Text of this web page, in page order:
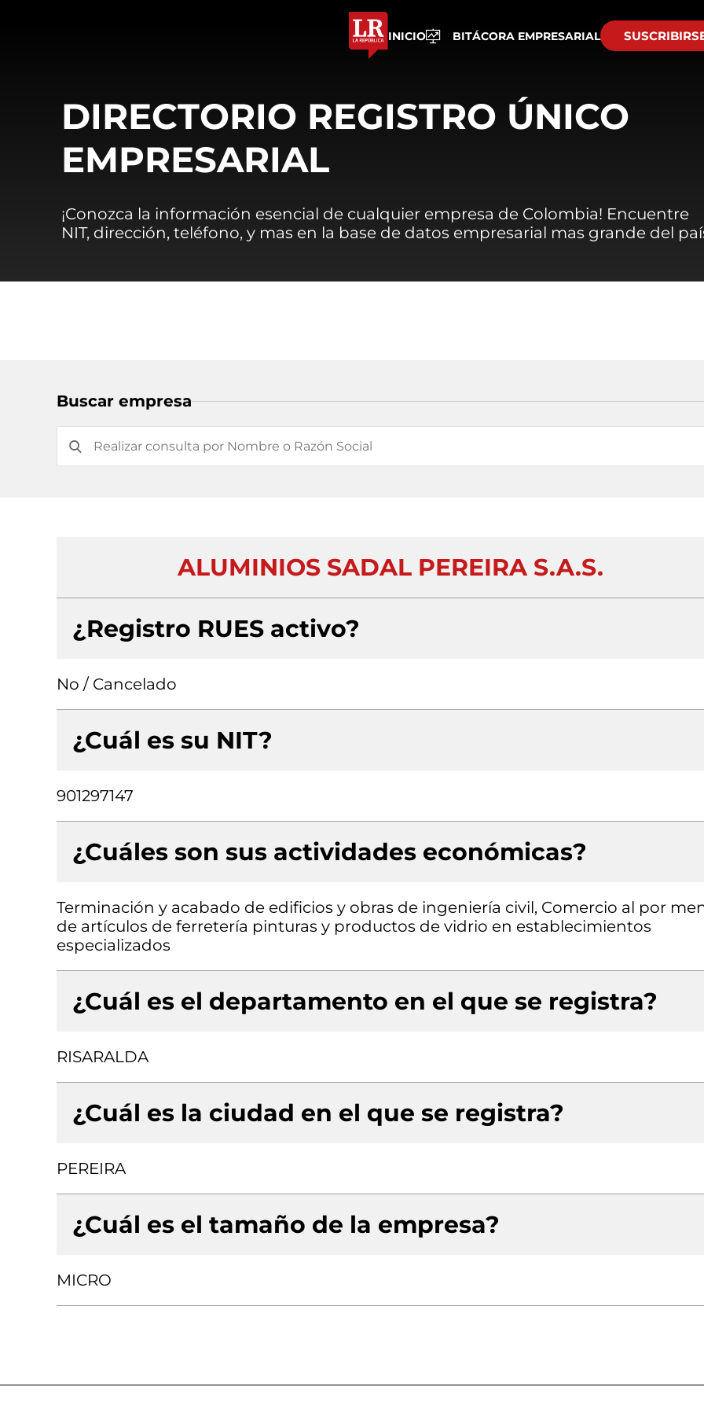
INICIO BITÁCORA EMPRESARIAL
DIRECTORIO REGISTRO ÚNICO
EMPRESARIAL
¡Conozca la información esencial de cualquier empresa de Colombia! Encuentre
NIT, dirección, teléfono, y mas en la base de datos empresarial mas grande del
Buscar empresa
ALUMINIOS SADAL PEREIRA S.A.S.
¿Registro RUES activo?
No / Cancelado
¿Cuál es su NIT?
901297147
¿Cuáles son sus actividades económicas?
Terminación y acabado de edificios y obras de ingeniería civil, Comercio al por
de artículos de ferretería pinturas y productos de vidrio en establecimientos
especializados
¿Cuál es el departamento en el que se registra?
RISARALDA
¿Cuál es la ciudad en el que se registra?
PEREIRA
¿Cuál es el tamaño de la empresa?
MICRO